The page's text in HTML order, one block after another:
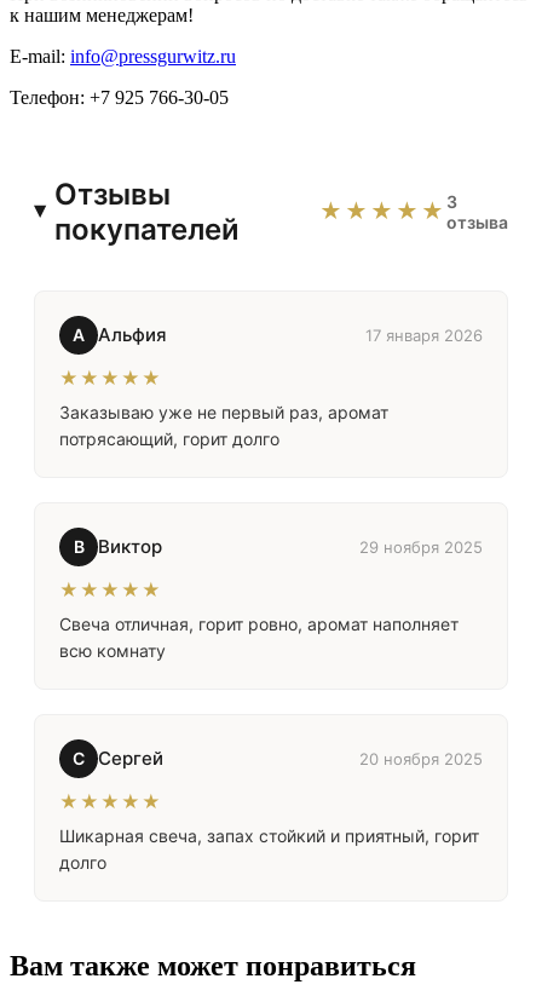
к нашим менеджерам!
E-mail: info@pressgurwitz.ru
Телефон: +7 925 766-30-05
Отзывы
покупателей
★★★★★ 3
отзыва
А Альфия 17 января 2026
★★★★★
Заказываю уже не первый раз, аромат
потрясающий, горит долго
В Виктор 29 ноября 2025
★★★★★
Свеча отличная, горит ровно, аромат наполняет
всю комнату
С Сергей 20 ноября 2025
★★★★★
Шикарная свеча, запах стойкий и приятный, горит
долго
Вам также может понравиться